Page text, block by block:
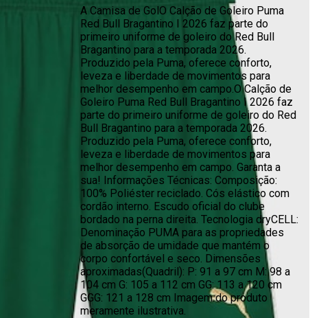
A Camisa de GolO Calção de Goleiro Puma
Red Bull Bragantino I 2026 faz parte do
primeiro uniforme de goleiro do Red Bull
Bragantino para a temporada 2026.
Produzido pela Puma, oferece conforto,
leveza e liberdade de movimentos para
melhor desempenho em campo.O Calção de
Goleiro Puma Red Bull Bragantino I 2026 faz
parte do primeiro uniforme de goleiro do Red
Bull Bragantino para a temporada 2026.
Produzido pela Puma, oferece conforto,
leveza e liberdade de movimentos para
melhor desempenho em campo. Garanta a
sua! Informações Técnicas: Composição:
100% Poliéster reciclado. Cós elástico com
cordão interno. Escudo oficial do clube
bordado na perna direita. Tecnologia dryCELL:
Denominação PUMA para as propriedades
de absorção de umidade que mantém o
corpo confortável e seco. Dimensões
aproximadas(Quadril): P: 91 a 97 cm M: 98 a
104 cm G: 105 a 112 cm GG: 113 a 120 cm
GGG: 121 a 128 cm Imagem do produto
meramente ilustrativa.